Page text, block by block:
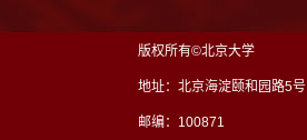
版权所有©北京大学
地址：北京海淀颐和园路5号
邮编：100871